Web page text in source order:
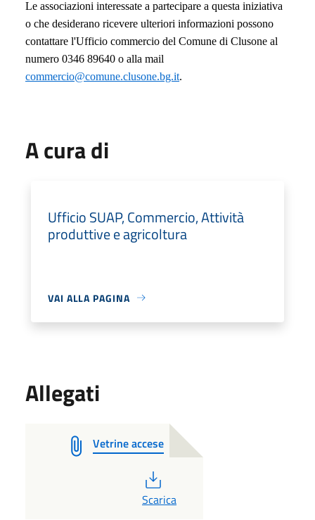
Le associazioni interessate a partecipare a questa iniziativa
o che desiderano ricevere ulteriori informazioni possono
contattare l'Ufficio commercio del Comune di Clusone al
numero 0346 89640 o alla mail
commercio@comune.clusone.bg.it.
A cura di
Ufficio SUAP, Commercio, Attività
produttive e agricoltura
VAI ALLA PAGINA
Allegati
Vetrine accese
PDF
Scarica